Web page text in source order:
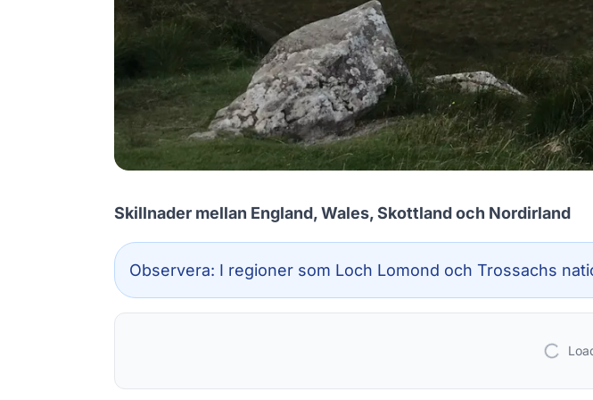
Skillnader mellan England, Wales, Skottland och Nordirland
Observera: I regioner som Loch Lomond och Trossachs